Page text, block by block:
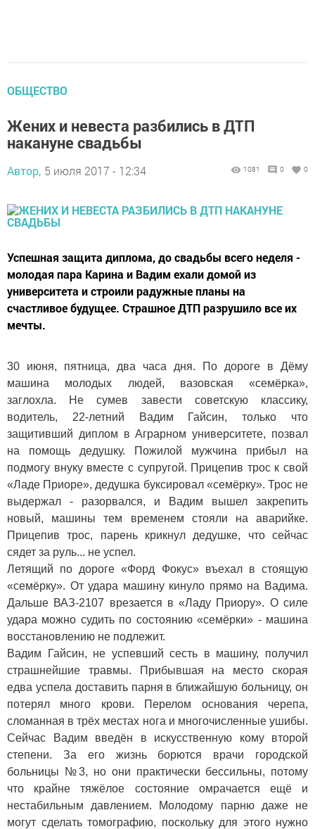
ОБЩЕСТВО
Жених и невеста разбились в ДТП
накануне свадьбы
Автор, 5 июля 2017 - 12:34 1081 0 0
Успешная защита диплома, до свадьбы всего неделя -
молодая пара Карина и Вадим ехали домой из
университета и строили радужные планы на
счастливое будущее. Страшное ДТП разрушило все их
мечты.
30 июня, пятница, два часа дня. По дороге в Дёму
машина молодых людей, вазовская «семёрка»,
заглохла. Не сумев завести советскую классику,
водитель, 22-летний Вадим Гайсин, только что
защитивший диплом в Аграрном университете, позвал
на помощь дедушку. Пожилой мужчина прибыл на
подмогу внуку вместе с супругой. Прицепив трос к свой
«Ладе Приоре», дедушка буксировал «семёрку». Трос не
выдержал - разорвался, и Вадим вышел закрепить
новый, машины тем временем стояли на аварийке.
Прицепив трос, парень крикнул дедушке, что сейчас
сядет за руль... не успел.
Летящий по дороге «Форд Фокус» въехал в стоящую
«семёрку». От удара машину кинуло прямо на Вадима.
Дальше ВАЗ-2107 врезается в «Ладу Приору». О силе
удара можно судить по состоянию «семёрки» - машина
восстановлению не подлежит.
Вадим Гайсин, не успевший сесть в машину, получил
страшнейшие травмы. Прибывшая на место скорая
едва успела доставить парня в ближайшую больницу, он
потерял много крови. Перелом основания черепа,
сломанная в трёх местах нога и многочисленные ушибы.
Сейчас Вадим введён в искусственную кому второй
степени. За его жизнь борются врачи городской
больницы №3, но они практически бессильны, потому
что крайне тяжёлое состояние омрачается ещё и
нестабильным давлением. Молодому парню даже не
могут сделать томографию, поскольку для этого нужно